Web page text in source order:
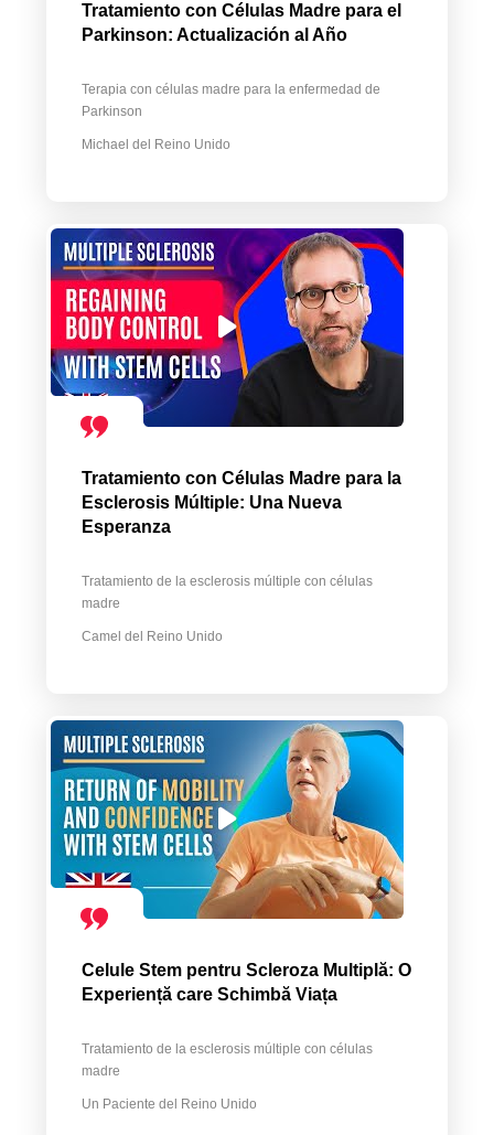
Tratamiento con Células Madre para el
Parkinson: Actualización al Año
Terapia con células madre para la enfermedad de
Parkinson
Michael del Reino Unido
Tratamiento con Células Madre para la
Esclerosis Múltiple: Una Nueva
Esperanza
Tratamiento de la esclerosis múltiple con células
madre
Camel del Reino Unido
Celule Stem pentru Scleroza Multiplă: O
Experiență care Schimbă Viața
Tratamiento de la esclerosis múltiple con células
madre
Un Paciente del Reino Unido